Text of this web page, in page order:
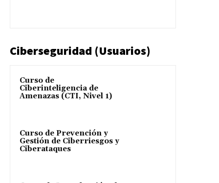
Ciberseguridad (Usuarios)
Curso de
Ciberinteligencia de
Amenazas (CTI, Nivel 1)
Curso de Prevención y
Gestión de Ciberriesgos y
Ciberataques